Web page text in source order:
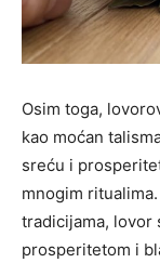
Osim toga,
kao moćan
sreću i
mnogim
tradicijama, lovor
prosperitetom i